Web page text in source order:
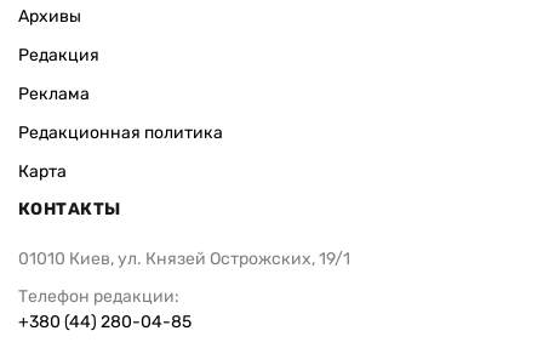
Архивы
Редакция
Реклама
Редакционная политика
Карта
КОНТАКТЫ
01010 Киев, ул. Князей Острожских, 19/1
Телефон редакции:
+380 (44) 280-04-85